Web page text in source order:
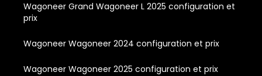
Wagoneer Grand Wagoneer L 2025 configuration et
prix
Wagoneer Wagoneer 2024 configuration et prix
Wagoneer Wagoneer 2025 configuration et prix